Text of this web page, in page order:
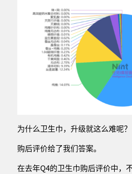
为什么卫生巾，升级就这么难呢？
购后评价给了我们答案。
在去年Q4的卫生巾购后评价中，